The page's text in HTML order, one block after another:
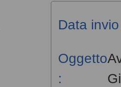
Data
Oggetto
: